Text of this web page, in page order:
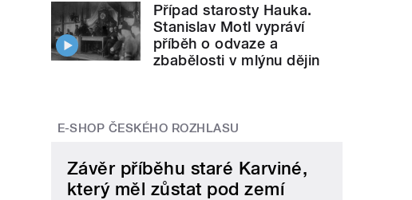
Případ starosty Hauka.
Stanislav Motl vypráví
příběh o odvaze a
zbabělosti v mlýnu dějin
E-SHOP ČESKÉHO ROZHLASU
Závěr příběhu staré Karviné,
který měl zůstat pod zemí